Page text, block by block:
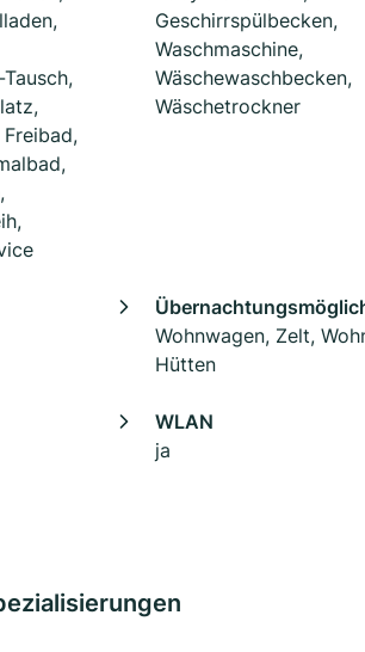
Geschirrspülbecken,
Waschmaschine,
Wäschewaschbecken,
Wäschetrockner
Wohnwagen, Zelt,
Hütten
WLAN
ja